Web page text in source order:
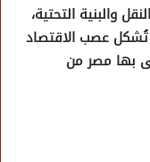
والبنية التحتية،
تُشكل عصب الاقتصاد
بها مصر من